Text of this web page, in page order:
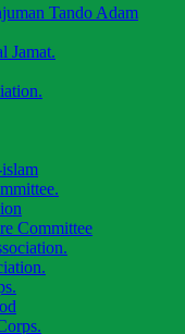
Tando Adam
Jamat.
Committee